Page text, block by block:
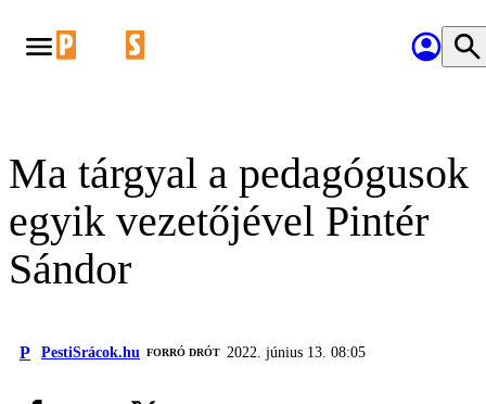
Ma tárgyal a pedagógusok
egyik vezetőjével Pintér
Sándor
P PestiSrácok.hu FORRÓ DRÓT 2022. június 13. 08:05